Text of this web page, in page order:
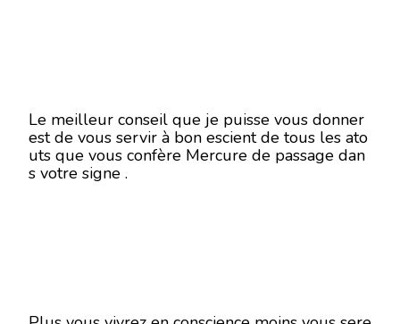
Le meilleur conseil que je puisse vous donner
est de vous servir à bon escient de tous les ato
uts que vous confère Mercure de passage dan
s votre signe .